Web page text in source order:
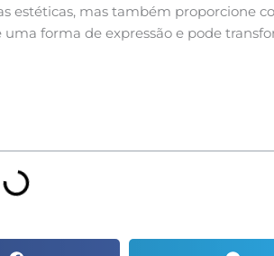
estéticas, mas também proporcione
forma de expressão e pode